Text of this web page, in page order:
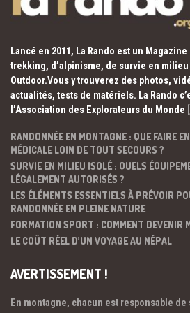
Lancé en 2011, La Rando est un
trekking, d’alpinisme, de survie en
Outdoor.Vous y trouverez des photos,
actualités, tests de matériels. La Rando
l’Association des Explorateurs du Monde
RANDONNÉE EN MONTAGNE : QUE FAIRE
MÉDICALE LOIN DE TOUT SECOURS ?
SURVIE EN MILIEU ISOLÉ : QUELS
LÉGALEMENT AUTORISÉS ?
LES ÉLÉMENTS ESSENTIELS À PRÉVOIR
RANDONNÉE EN PLEINE NATURE
FORMATION SPORT : COMMENT DEVENIR
LE COÛT RÉEL D’UN VOYAGE AU NÉPAL
AVERTISSEMENT !
En montagne, chacun est responsable